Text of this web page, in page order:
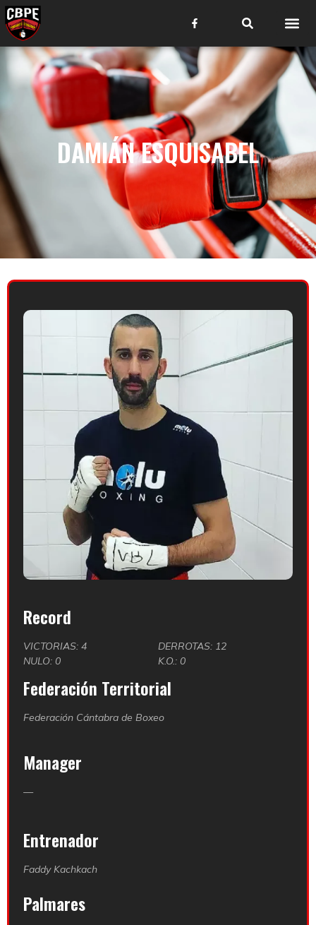
DAMIÁN ESQUISABEL
Record
VICTORIAS: 4
DERROTAS: 12
NULO: 0
K.O.: 0
Federación Territorial
Federación Cántabra de Boxeo
Manager
—
Entrenador
Faddy Kachkach
Palmares